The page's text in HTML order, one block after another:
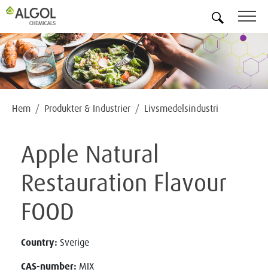
Hem Produkter & Industrier Livsmedelsindustri
Apple Natural
Restauration Flavour
FOOD
Country: Sverige
CAS-number: MIX